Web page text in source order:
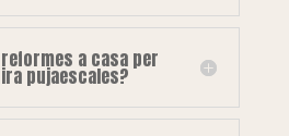
a casa per
pujaescales?